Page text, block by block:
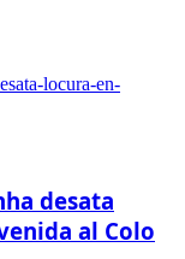
desata
al Colo